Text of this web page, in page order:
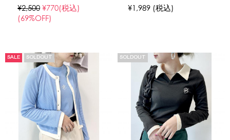
¥2,500 ¥770(税込)
(69%OFF)
¥1,989 (税込)
SALE SOLDOUT SOLDOUT